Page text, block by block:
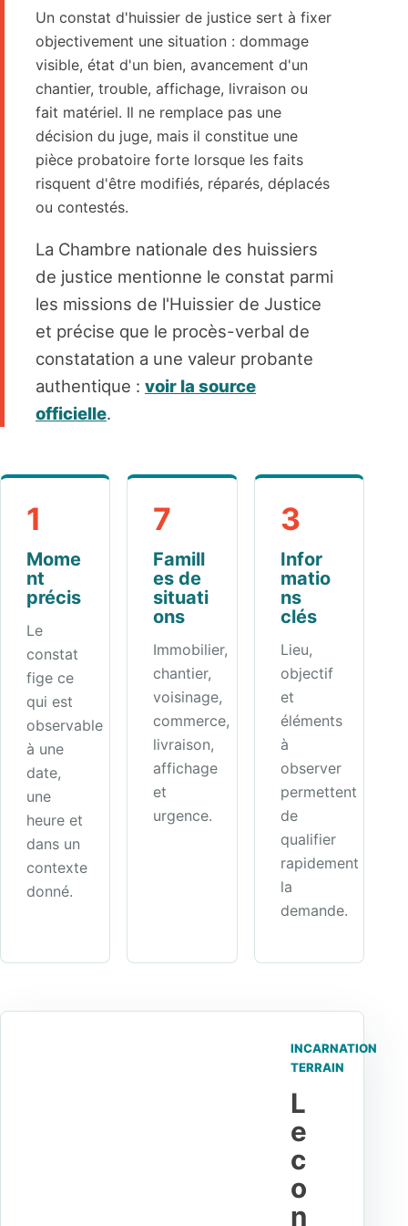
Un constat d'huissier de justice sert à fixer
objectivement une situation : dommage
visible, état d'un bien, avancement d'un
chantier, trouble, affichage, livraison ou
fait matériel. Il ne remplace pas une
décision du juge, mais il constitue une
pièce probatoire forte lorsque les faits
risquent d'être modifiés, réparés, déplacés
ou contestés.
La Chambre nationale des huissiers
de justice mentionne le constat parmi
les missions de l'Huissier de Justice
et précise que le procès-verbal de
constatation a une valeur probante
authentique : voir la source
officielle.
1
Mome
nt
précis
Le
constat
fige ce
qui est
observable
à une
date,
une
heure et
dans un
contexte
donné.
7
Famill
es de
situati
ons
Immobilier,
chantier,
voisinage,
commerce,
livraison,
affichage
et
urgence.
3
Infor
matio
ns
clés
Lieu,
objectif
et
éléments
à
observer
permettent
de
qualifier
rapidement
la
demande.
INCARNATION
TERRAIN
L
e
c
o
n